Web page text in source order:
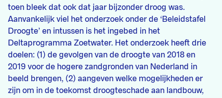
toen bleek dat ook dat jaar bijzonder droog was.
Aanvankelijk viel het onderzoek onder de ‘Beleidstafel
Droogte’ en intussen is het ingebed in het
Deltaprogramma Zoetwater. Het onderzoek heeft drie
doelen: (1) de gevolgen van de droogte van 2018 en
2019 voor de hogere zandgronden van Nederland in
beeld brengen, (2) aangeven welke mogelijkheden er
zijn om in de toekomst droogteschade aan landbouw,